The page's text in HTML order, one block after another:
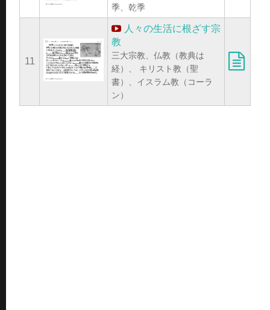
季、乾季
11
人々の生活に根ざす宗
教
三大宗教、仏教（教典は
経）、 キリスト教（聖
書）、イスラム教（コーラ
ン）